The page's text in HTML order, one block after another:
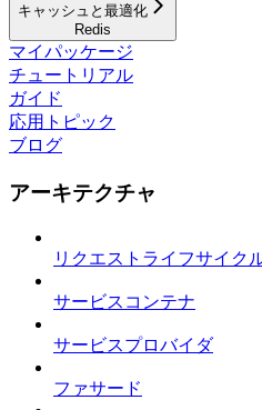
キャッシュと最適化
Redis
マイパッケージ
チュートリアル
ガイド
応用トピック
ブログ
アーキテクチャ
リクエストライフサイク
サービスコンテナ
サービスプロバイダ
ファサード